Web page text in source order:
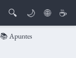
🔍 🌙 🌐 ☕
📚 Apuntes